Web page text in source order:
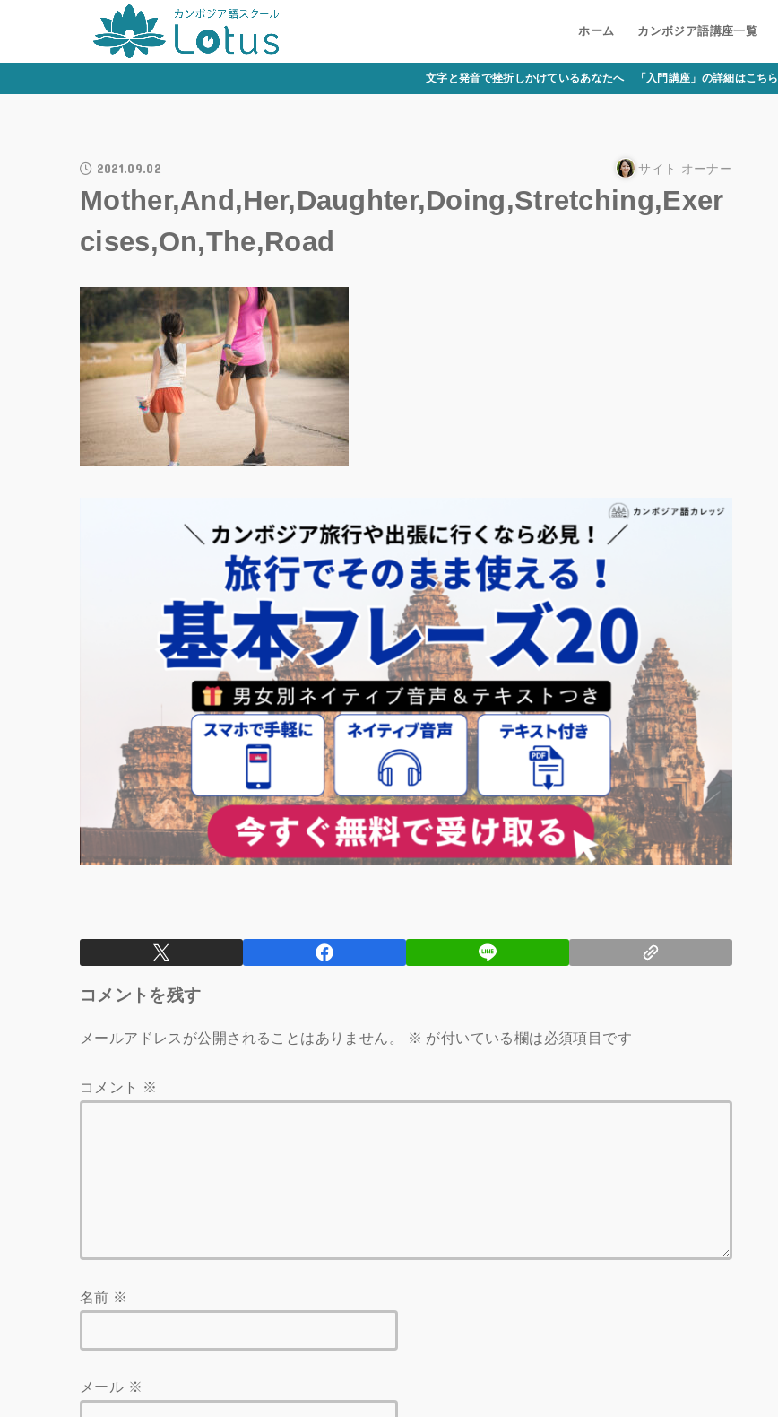
ホーム カンボジア語講座一覧
文字と発音で挫折しかけているあなたへ 「入門講座」の詳細はこちら
2021.09.02 サイト オーナー
Mother,And,Her,Daughter,Doing,Stretching,Exer
cises,On,The,Road
コメントを残す
メールアドレスが公開されることはありません。 ※ が付いている欄は必須項目です
コメント ※
名前 ※
メール ※